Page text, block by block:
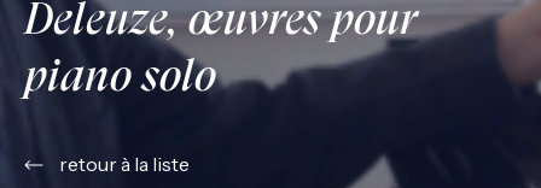
Deleuze, œuvres pour
piano solo
retour à la liste